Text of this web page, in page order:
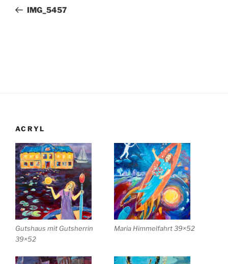
Beitrag
IMG_5457
ACRYL
Gutshaus mit Gutsherrin
39×52
Maria Himmelfahrt 39×52